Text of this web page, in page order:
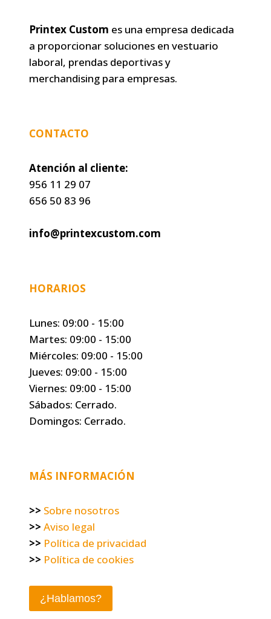
Printex Custom es una empresa dedicada
a proporcionar soluciones en vestuario
laboral, prendas deportivas y
merchandising para empresas.
CONTACTO
Atención al cliente:
956 11 29 07
656 50 83 96
info@printexcustom.com
HORARIOS
Lunes: 09:00 - 15:00
Martes: 09:00 - 15:00
Miércoles: 09:00 - 15:00
Jueves: 09:00 - 15:00
Viernes: 09:00 - 15:00
Sábados: Cerrado.
Domingos: Cerrado.
MÁS INFORMACIÓN
>> Sobre nosotros
>> Aviso legal
>> Política de privacidad
>> Política de cookies
¿Hablamos?